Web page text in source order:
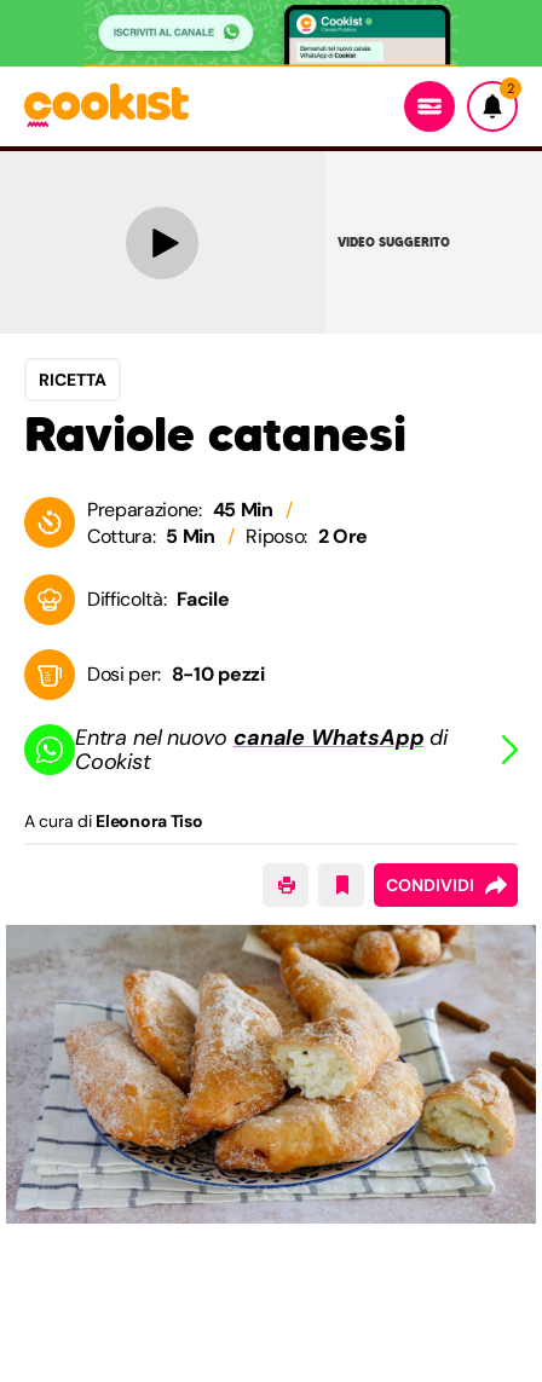
2
VIDEO SUGGERITO
RICETTA
Raviole catanesi
Preparazione: 45 Min
Cottura: 5 Min Riposo: 2 Ore
Difficoltà: Facile
Dosi per: 8-10 pezzi
Entra nel nuovocanale WhatsApp di
Cookist
A cura di Eleonora Tiso
CONDIVIDI